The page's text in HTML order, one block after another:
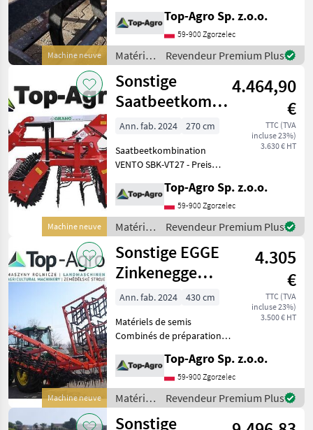
Machine neuve
Größen und technische
Daten: Breite 2, 5m Gewicht
750kg Zinken Stk. 17
Traktoleistung 72-90 PS
Top-Agro Sp. z.o.o.
59-900 Zgorzelec
Matériels
de semis
/
Sonstige
Revendeur Premium Plus
Machine neuve
Sonstige
Saatbeetkombination
VENTO SBK-VT27
4.464,90
€
TTC (TVA
incluse 23%)
3.630 € HT
Ann. fab. 2024
270 cm
Saatbeetkombination
VENTO SBK-VT27 - Preis
Größen und technische
Daten: Breite 2, 5m Gewicht
750kg Zinken Stk. 17
Traktoleistung 72-90 PS
Top-Agro Sp. z.o.o.
59-900 Zgorzelec
Matériels
de semis
/
Sonstige
Revendeur Premium Plus
Machine neuve
Sonstige EGGE
Zinkenegge
Schwer 4,3m bis
8,5m BEST
QUALIT
4.305
€
TTC (TVA
incluse 23%)
3.500 € HT
Ann. fab. 2024
430 cm
Matériels de semis
Combinés de préparation
Top-Agro Sp. z.o.o.
59-900 Zgorzelec
Matériels
de semis
/
Revendeur Premium Plus
Sonstige